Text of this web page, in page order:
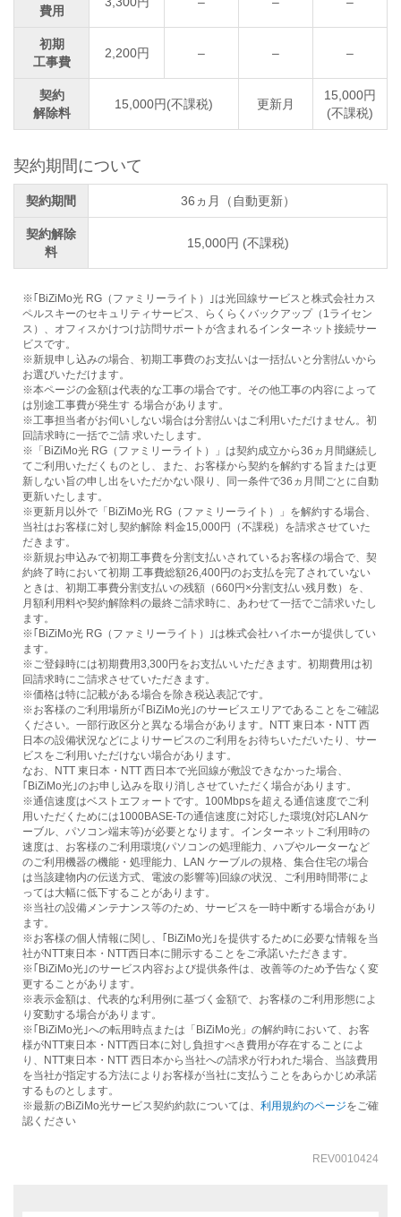
費用
初期
工事費
2,200円 – – –
契約
解除料
15,000円(不課税) 更新月
15,000円
(不課税)
契約期間について
契約期間 36ヵ月（自動更新）
契約解除
料
15,000円 (不課税)
※｢BiZiMo光 RG（ファミリーライト）｣は光回線サービスと株式会社カス
ペルスキーのセキュリティサービス、らくらくバックアップ（1ライセン
ス）、オフィスかけつけ訪問サポートが含まれるインターネット接続サー
ビスです。
※新規申し込みの場合、初期工事費のお支払いは一括払いと分割払いから
お選びいただけます。
※本ページの金額は代表的な工事の場合です。その他工事の内容によって
は別途工事費が発生す る場合があります。
※工事担当者がお伺いしない場合は分割払いはご利用いただけません。初
回請求時に一括でご請 求いたします。
※「BiZiMo光 RG（ファミリーライト）」は契約成立から36ヵ月間継続し
てご利用いただくものとし、また、お客様から契約を解約する旨または更
新しない旨の申し出をいただかない限り、同一条件で36ヵ月間ごとに自動
更新いたします。
※更新月以外で「BiZiMo光 RG（ファミリーライト）」を解約する場合、
当社はお客様に対し契約解除 料金15,000円（不課税）を請求させていた
だきます。
※新規お申込みで初期工事費を分割支払いされているお客様の場合で、契
約終了時において初期 工事費総額26,400円のお支払を完了されていない
ときは、初期工事費分割支払いの残額（660円×分割支払い残月数）を、
月額利用料や契約解除料の最終ご請求時に、あわせて一括でご請求いたし
ます。
※｢BiZiMo光 RG（ファミリーライト）｣は株式会社ハイホーが提供してい
ます。
※ご登録時には初期費用3,300円をお支払いいただきます。初期費用は初
回請求時にご請求させていただきます。
※価格は特に記載がある場合を除き税込表記です。
※お客様のご利用場所が｢BiZiMo光｣のサービスエリアであることをご確認
ください。一部行政区分と異なる場合があります。NTT 東日本・NTT 西
日本の設備状況などによりサービスのご利用をお待ちいただいたり、サー
ビスをご利用いただけない場合があります。
なお、NTT 東日本・NTT 西日本で光回線が敷設できなかった場合、
｢BiZiMo光｣のお申し込みを取り消しさせていただく場合があります。
※通信速度はベストエフォートです。100Mbpsを超える通信速度でご利
用いただくためには1000BASE-Tの通信速度に対応した環境(対応LANケ
ーブル、パソコン端末等)が必要となります。インターネットご利用時の
速度は、お客様のご利用環境(パソコンの処理能力、ハブやルーターなど
のご利用機器の機能・処理能力、LAN ケーブルの規格、集合住宅の場合
は当該建物内の伝送方式、電波の影響等)回線の状況、ご利用時間帯によ
っては大幅に低下することがあります。
※当社の設備メンテナンス等のため、サービスを一時中断する場合があり
ます。
※お客様の個人情報に関し、｢BiZiMo光｣を提供するために必要な情報を当
社がNTT東日本・NTT西日本に開示することをご承諾いただきます。
※｢BiZiMo光｣のサービス内容および提供条件は、改善等のため予告なく変
更することがあります。
※表示金額は、代表的な利用例に基づく金額で、お客様のご利用形態によ
り変動する場合があります。
※｢BiZiMo光｣への転用時点または「BiZiMo光」の解約時において、お客
様がNTT東日本・NTT西日本に対し負担すべき費用が存在することによ
り、NTT東日本・NTT 西日本から当社への請求が行われた場合、当該費用
を当社が指定する方法によりお客様が当社に支払うことをあらかじめ承諾
するものとします。
※最新のBiZiMo光サービス契約約款については、 利用規約のページをご確
認ください
REV0010424